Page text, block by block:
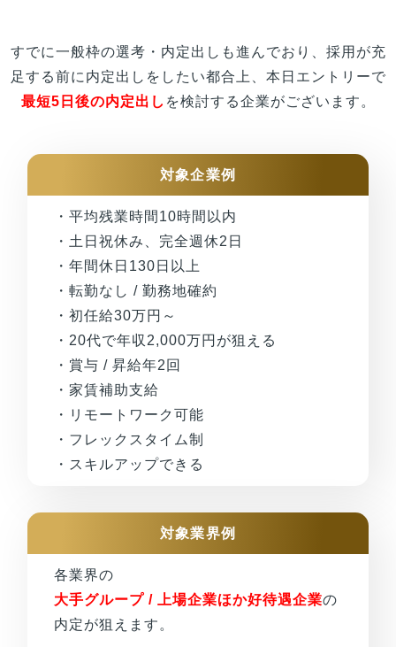
すでに一般枠の選考・内定出しも進んでおり、採用が充
足する前に内定出しをしたい都合上、本日エントリーで
最短5日後の内定出し を検討する企業がございます。
対象企業例
・平均残業時間10時間以内
・土日祝休み、完全週休2日
・年間休日130日以上
・転勤なし / 勤務地確約
・初任給30万円～
・20代で年収2,000万円が狙える
・賞与 / 昇給年2回
・家賃補助支給
・リモートワーク可能
・フレックスタイム制
・スキルアップできる
対象業界例
各業界の
大手グループ / 上場企業ほか好待遇企業の
内定が狙えます。